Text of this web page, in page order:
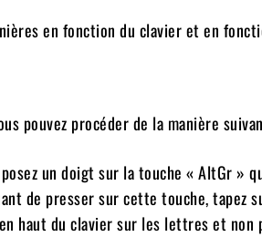
en fonction du clavier et en
pouvez procéder de la manière
un doigt sur la touche « AltGr »
de presser sur cette touche, tapez
haut du clavier sur les lettres et non